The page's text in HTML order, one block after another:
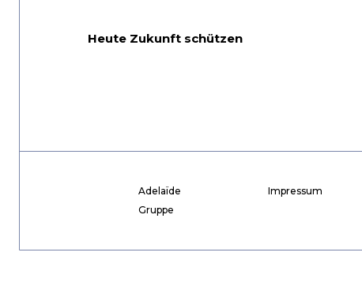
Heute Zukunft schützen
Adelaïde
Gruppe
Impressum